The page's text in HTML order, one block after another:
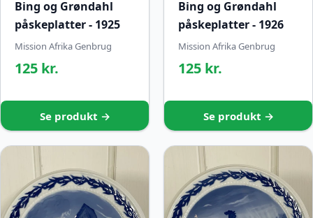
Bing og Grøndahl
påskeplatter - 1925
Mission Afrika Genbrug
125 kr.
Se produkt →
Bing og Grøndahl
påskeplatter - 1926
Mission Afrika Genbrug
125 kr.
Se produkt →